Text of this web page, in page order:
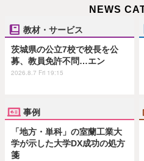
NEWS
教材・サービス
茨城県の公立7校で校長を公
募、教員免許不問…エン
2026.8.7 Fri 19:15
事例
「地方・単科」の室蘭工業大
学が示した大学DX成功の処方
箋